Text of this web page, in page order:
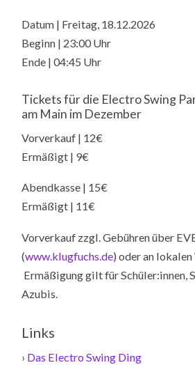
Datum | Freitag, 18.12.2026
Beginn | 23:00 Uhr
Ende | 04:45 Uhr
Tickets für die Electro Swing
am Main im Dezember
Vorverkauf | 12€
Ermäßigt | 9€
Abendkasse | 15€
Ermäßigt | 11€
Vorverkauf zzgl. Gebühren über
(www.klugfuchs.de) oder an
Ermäßigung gilt für Schüler:innen,
Azubis.
Links
› Das Electro Swing Ding